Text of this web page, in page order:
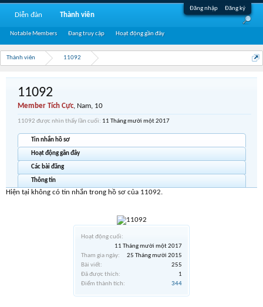
Đăng nhập Đăng ký
Thành viên 11092
Hoạt động cuối:
11 Tháng mười một 2017
Tham gia ngày:
25 Tháng mười 2015
Bài viết:
255
Đã được thích:
1
Điểm thành tích:
344
11092
Member Tích Cực, Nam, 10
11092 được nhìn thấy lần cuối: 11 Tháng mười một 2017
Tin nhắn hồ sơ
Hoạt động gần đây
Các bài đăng
Thông tin
Hiện tại không có tin nhắn trong hồ sơ của 11092.
Diễn đàn Thành viên
Notable Members Đang truy cập Hoạt động gần đây